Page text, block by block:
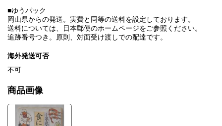
■ゆうパック
岡山県からの発送。実費と同等の送料を設定しております。
送料については、日本郵便のホームページをご参照ください。
追跡番号つき。原則、対面受け渡しでの配達です。
海外発送可否
不可
商品画像